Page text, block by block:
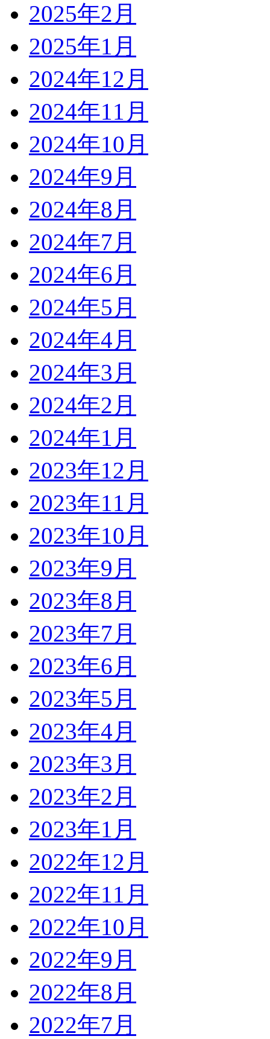
2025年2月
2025年1月
2024年12月
2024年11月
2024年10月
2024年9月
2024年8月
2024年7月
2024年6月
2024年5月
2024年4月
2024年3月
2024年2月
2024年1月
2023年12月
2023年11月
2023年10月
2023年9月
2023年8月
2023年7月
2023年6月
2023年5月
2023年4月
2023年3月
2023年2月
2023年1月
2022年12月
2022年11月
2022年10月
2022年9月
2022年8月
2022年7月